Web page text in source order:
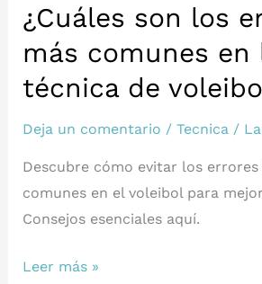
¿Cuáles son los
más comunes en
técnica de
Deja un comentario / Tecnica /
Descubre cómo evitar los
comunes en el voleibol para
Consejos esenciales aquí.
¿Cuáles
Leer más »